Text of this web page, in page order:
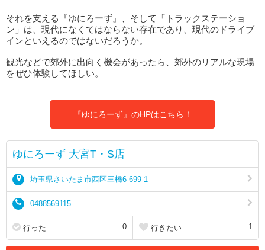
それを支える『ゆにろーず』、そして「トラックステーショ
ン」は、現代になくてはならない存在であり、現代のドライブ
インといえるのではないだろうか。
観光などで郊外に出向く機会があったら、郊外のリアルな現場
をぜひ体験してほしい。
『ゆにろーず』のHPはこちら！
ゆにろーず 大宮T・S店
埼玉県さいたま市西区三橋6-699-1
0488569115
行った 0 行きたい 1